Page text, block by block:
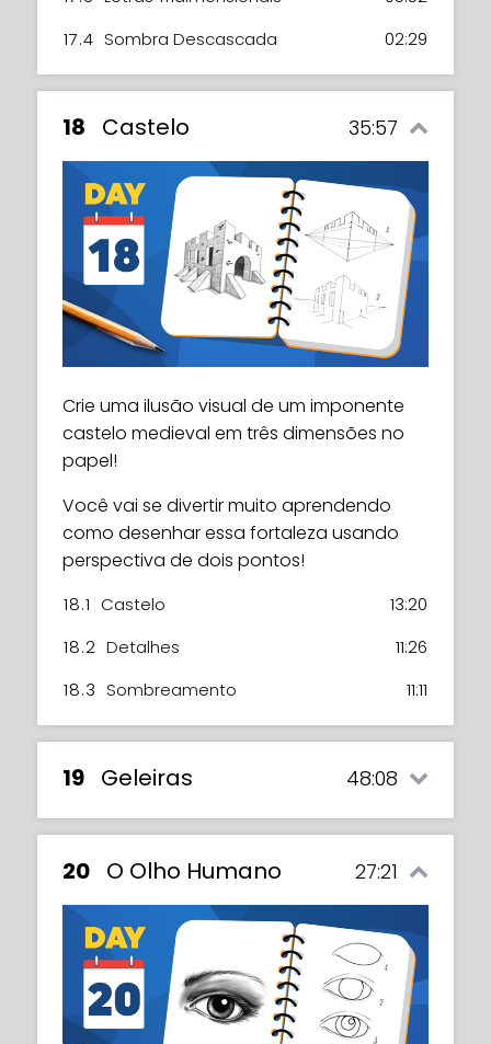
17.4 Sombra Descascada 02:29
18 Castelo 35:57
Crie uma ilusão visual de um imponente
castelo medieval em três dimensões no
papel!
Você vai se divertir muito aprendendo
como desenhar essa fortaleza usando
perspectiva de dois pontos!
18.1 Castelo
13:20
18.2 Detalhes
11:26
18.3 Sombreamento 11:11
19 Geleiras 48:08
20 O Olho Humano 27:21